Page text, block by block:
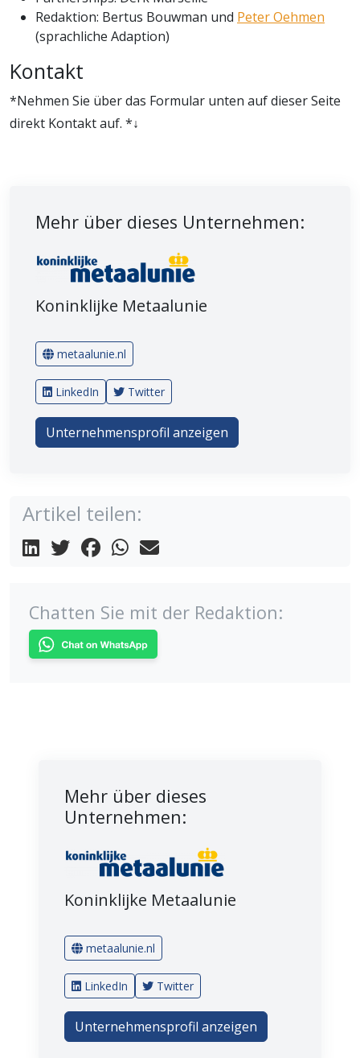
Redaktion: Bertus Bouwman und Peter Oehmen
(sprachliche Adaption)
Kontakt
*Nehmen Sie über das Formular unten auf dieser Seite
direkt Kontakt auf. *↓
Mehr über dieses Unternehmen:
Koninklijke Metaalunie
metaalunie.nl
LinkedIn Twitter
Unternehmensprofil anzeigen
Artikel teilen:
Chatten Sie mit der Redaktion:
Mehr über dieses
Unternehmen:
Koninklijke Metaalunie
metaalunie.nl
LinkedIn Twitter
Unternehmensprofil anzeigen